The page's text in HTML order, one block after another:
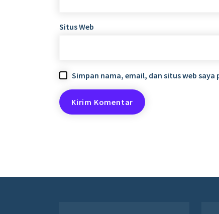
Situs Web
Simpan nama, email, dan situs web